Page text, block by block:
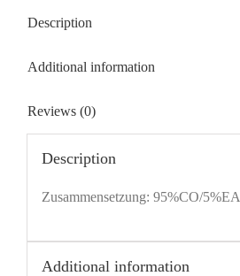
Description
Additional information
Reviews (0)
Description
Zusammensetzung: 95%CO/5%EA
Additional information